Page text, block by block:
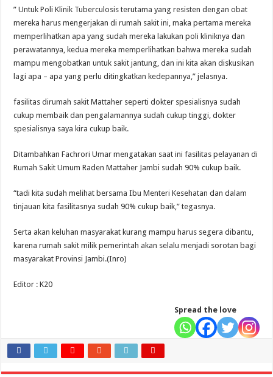
” Untuk Poli Klinik Tuberculosis terutama yang resisten dengan obat
mereka harus mengerjakan di rumah sakit ini, maka pertama mereka
memperlihatkan apa yang sudah mereka lakukan poli kliniknya dan
perawatannya, kedua mereka memperlihatkan bahwa mereka sudah
mampu mengobatkan untuk sakit jantung, dan ini kita akan diskusikan
lagi apa – apa yang perlu ditingkatkan kedepannya,” jelasnya.
fasilitas dirumah sakit Mattaher seperti dokter spesialisnya sudah
cukup membaik dan pengalamannya sudah cukup tinggi, dokter
spesialisnya saya kira cukup baik.
Ditambahkan Fachrori Umar mengatakan saat ini fasilitas pelayanan di
Rumah Sakit Umum Raden Mattaher Jambi sudah 90% cukup baik.
“tadi kita sudah melihat bersama Ibu Menteri Kesehatan dan dalam
tinjauan kita fasilitasnya sudah 90% cukup baik,” tegasnya.
Serta akan keluhan masyarakat kurang mampu harus segera dibantu,
karena rumah sakit milik pemerintah akan selalu menjadi sorotan bagi
masyarakat Provinsi Jambi.(Inro)
Editor : K20
Spread the love